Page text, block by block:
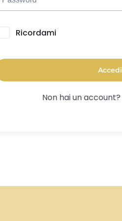
Ricordami
Accedi
Non hai un account?